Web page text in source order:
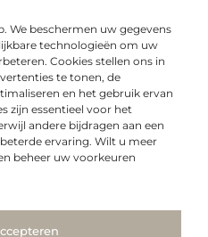
We beschermen uw gegevens
technologieën om uw
Cookies stellen ons in
te tonen, de
en het gebruik ervan
zijn essentieel voor het
andere bijdragen aan een
ervaring. Wilt u meer
beheer uw voorkeuren
blogs en artikelen die
om het leveren van
die jouw dagelijks leven
te denken.